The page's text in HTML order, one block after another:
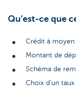
Qu’est-ce que
Crédit à moyen
Montant de
Schéma de
Choix d’un